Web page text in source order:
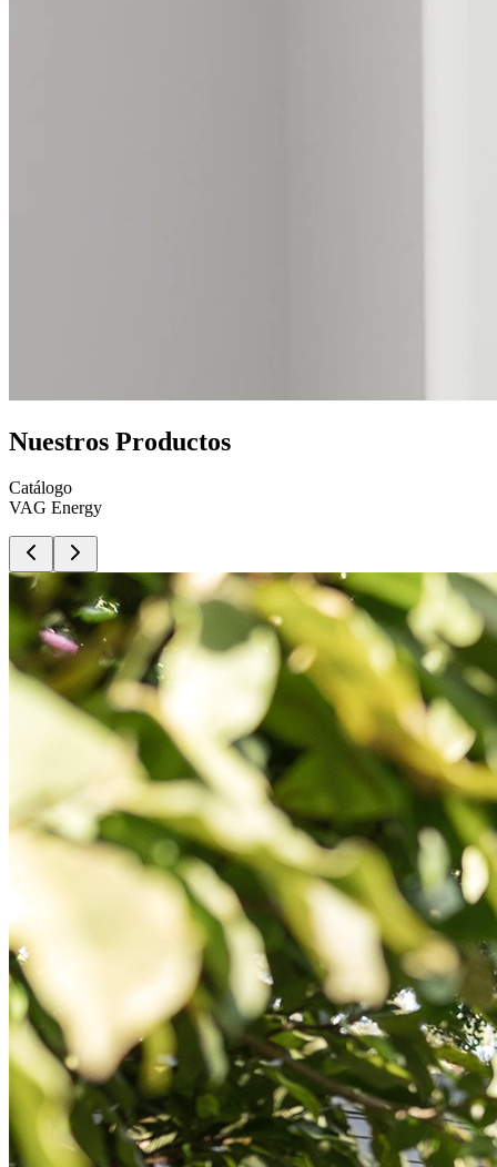
Nuestros Productos
Catálogo
VAG Energy